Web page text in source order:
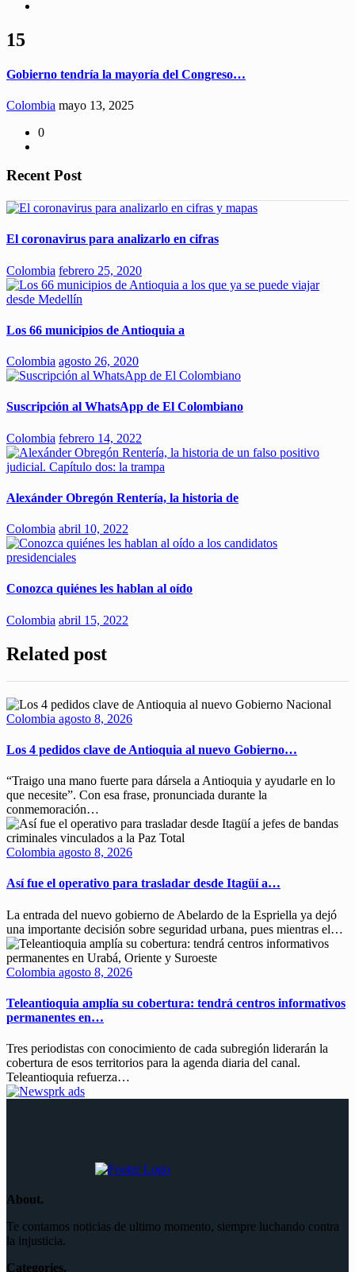
15
Gobierno tendría la mayoría del Congreso…
Colombia mayo 13, 2025
0
Recent Post
El coronavirus para analizarlo en cifras
Colombia febrero 25, 2020
Los 66 municipios de Antioquia a
Colombia agosto 26, 2020
Suscripción al WhatsApp de El Colombiano
Colombia febrero 14, 2022
Alexánder Obregón Rentería, la historia de
Colombia abril 10, 2022
Conozca quiénes les hablan al oído
Colombia abril 15, 2022
Related post
Colombia agosto 8, 2026
Los 4 pedidos clave de Antioquia al nuevo Gobierno…
“Traigo una mano fuerte para dársela a Antioquia y ayudarle en lo
que necesite”. Con esa frase, pronunciada durante la
conmemoración…
Colombia agosto 8, 2026
Así fue el operativo para trasladar desde Itagüí a…
La entrada del nuevo gobierno de Abelardo de la Espriella ya dejó
una importante decisión sobre seguridad urbana, pues mientras el…
Colombia agosto 8, 2026
Teleantioquia amplía su cobertura: tendrá centros informativos
permanentes en…
Tres periodistas con conocimiento de cada subregión liderarán la
cobertura de esos territorios para la agenda diaria del canal.
Teleantioquia refuerza…
About.
Te contamos noticias de ultimo momento, siempre luchando contra
la injusticia.
Categories.